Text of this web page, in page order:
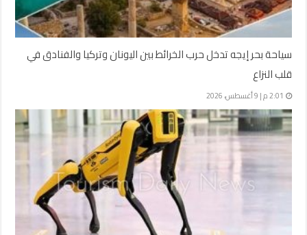
سياحة بحر إيجه تدخل حرب الخرائط بين اليونان وتركيا والفنادق في
قلب النزاع
2:01 م | 9 أغسطس، 2026